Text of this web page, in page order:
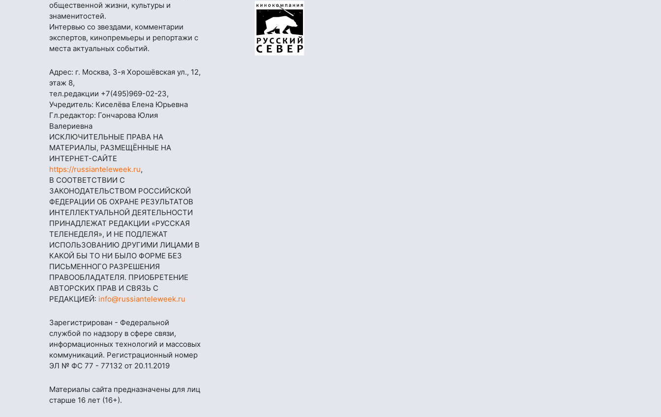
общественной жизни, культуры и
знаменитостей.
Интервью со звездами, комментарии
экспертов, кинопремьеры и репортажи с
места актуальных событий.
Адрес: г. Москва, 3-я Хорошёвская ул., 12,
этаж 8,
тел.редакции +7(495)969-02-23,
Учредитель: Киселёва Елена Юрьевна
Гл.редактор: Гончарова Юлия
Валериевна
ИСКЛЮЧИТЕЛЬНЫЕ ПРАВА НА
МАТЕРИАЛЫ, РАЗМЕЩЁННЫЕ НА
ИНТЕРНЕТ-САЙТЕ
https://russianteleweek.ru,
В СООТВЕТСТВИИ С
ЗАКОНОДАТЕЛЬСТВОМ РОССИЙСКОЙ
ФЕДЕРАЦИИ ОБ ОХРАНЕ РЕЗУЛЬТАТОВ
ИНТЕЛЛЕКТУАЛЬНОЙ ДЕЯТЕЛЬНОСТИ
ПРИНАДЛЕЖАТ РЕДАКЦИИ «РУССКАЯ
ТЕЛЕНЕДЕЛЯ», И НЕ ПОДЛЕЖАТ
ИСПОЛЬЗОВАНИЮ ДРУГИМИ ЛИЦАМИ В
КАКОЙ БЫ ТО НИ БЫЛО ФОРМЕ БЕЗ
ПИСЬМЕННОГО РАЗРЕШЕНИЯ
ПРАВООБЛАДАТЕЛЯ. ПРИОБРЕТЕНИЕ
АВТОРСКИХ ПРАВ И СВЯЗЬ С
РЕДАКЦИЕЙ: info@russianteleweek.ru
Зарегистрирован - Федеральной
службой по надзору в сфере связи,
информационных технологий и массовых
коммуникаций. Регистрационный номер
ЭЛ № ФС 77 - 77132 от 20.11.2019
Материалы сайта предназначены для лиц
старше 16 лет (16+).